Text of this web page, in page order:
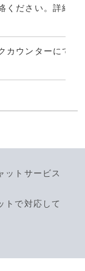
ください。詳細は
カウンターにて、
ットサービス
トで対応して